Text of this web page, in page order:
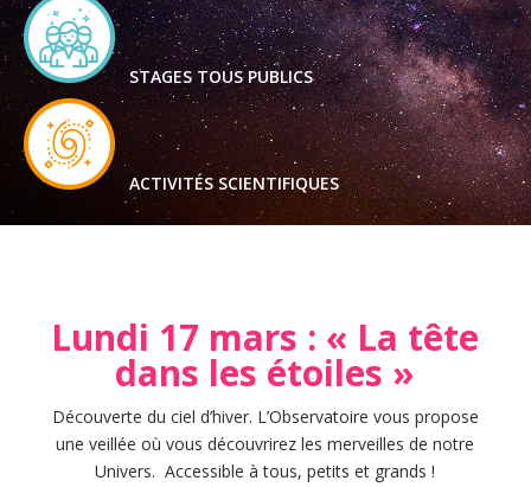
STAGES TOUS PUBLICS
ACTIVITÉS SCIENTIFIQUES
Lundi 17 mars : « La tête
dans les étoiles »
Découverte du ciel d’hiver. L’Observatoire vous propose
une veillée où vous découvrirez les merveilles de notre
Univers. Accessible à tous, petits et grands !